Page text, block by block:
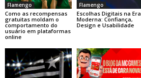
Flamengo
Como as recompensas
gratuitas moldam o
comportamento do
usuário em plataformas
online
Flamengo
Escolhas Digitais na Era
Moderna: Confiança,
Design e Usabilidade